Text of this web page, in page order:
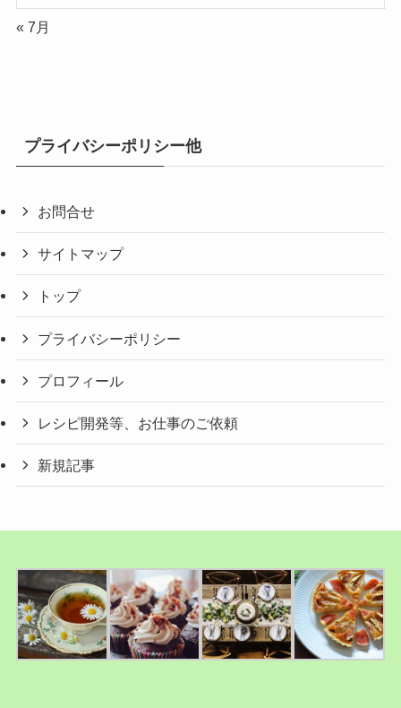
« 7月
プライバシーポリシー他
お問合せ
サイトマップ
トップ
プライバシーポリシー
プロフィール
レシピ開発等、お仕事のご依頼
新規記事